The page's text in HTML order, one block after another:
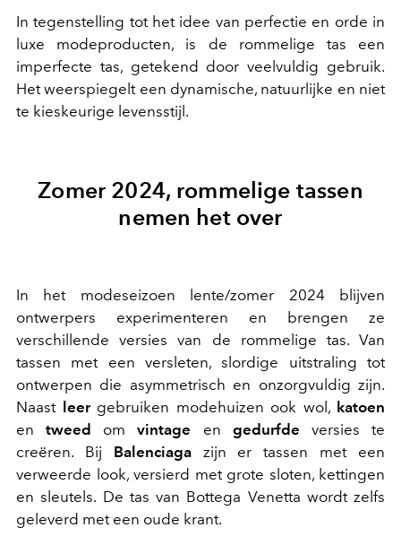
In tegenstelling tot het idee van perfectie en orde in
luxe modeproducten, is de rommelige tas een
imperfecte tas, getekend door veelvuldig gebruik.
Het weerspiegelt een dynamische, natuurlijke en niet
te kieskeurige levensstijl.
Zomer 2024, rommelige tassen
nemen het over
In het modeseizoen lente/zomer 2024 blijven
ontwerpers experimenteren en brengen ze
verschillende versies van de rommelige tas. Van
tassen met een versleten, slordige uitstraling tot
ontwerpen die asymmetrisch en onzorgvuldig zijn.
Naast leergebruiken modehuizen ook wol, katoen
entweed omvintage en gedurfde versies te
creëren. Bij Balenciagazijn er tassen met een
verweerde look, versierd met grote sloten, kettingen
en sleutels. De tas van Bottega Venetta wordt zelfs
geleverd met een oude krant.